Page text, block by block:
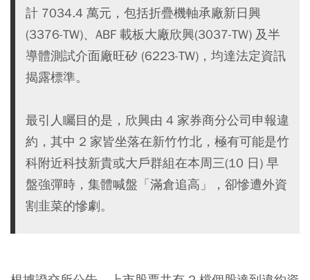
計 7034.4 萬元，包括折疊機軸承廠新日興
(3376-TW)、ABF 載板大廠欣興(3037-TW) 及半
導體測試介面廠旺矽 (6223-TW)，均達法定資訊
揭露標準。
最引人矚目的是，欣興由 4 家券商分公司申報違
約，其中 2 家皆坐落在新竹竹北，極有可能是竹
科附近科技新貴或大戶群組在本周三(10 日) 早
盤強彈時，集體喊盤「滿倉追高」，卻慘遭外資
割韭菜的慘劇。